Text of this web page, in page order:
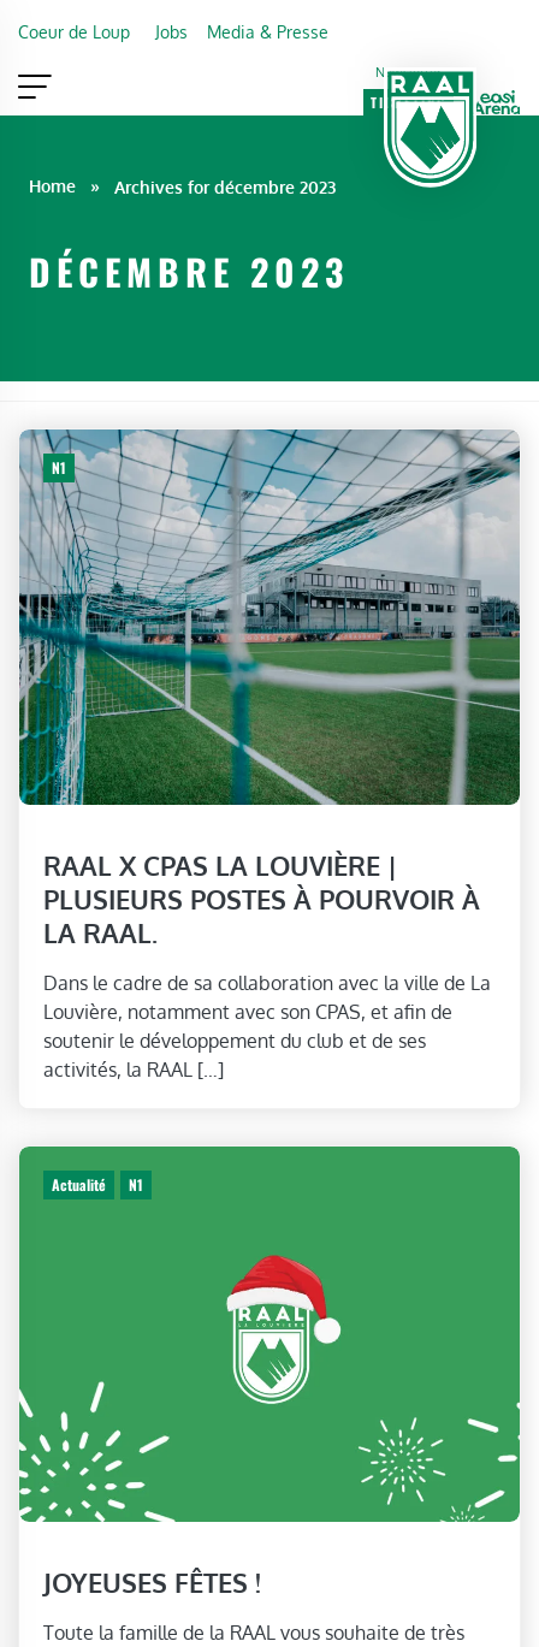
Coeur de Loup Jobs Media & Presse
Newsletter
TICKETING
VIP
FAN SHOP
DÉCEMBRE 2023
Home » Archives for décembre 2023
N1
RAAL X CPAS LA LOUVIÈRE |
PLUSIEURS POSTES À POURVOIR À
LA RAAL.
Dans le cadre de sa collaboration avec la ville de La
Louvière, notamment avec son CPAS, et afin de
soutenir le développement du club et de ses
activités, la RAAL […]
Actualité N1
JOYEUSES FÊTES !
Toute la famille de la RAAL vous souhaite de très